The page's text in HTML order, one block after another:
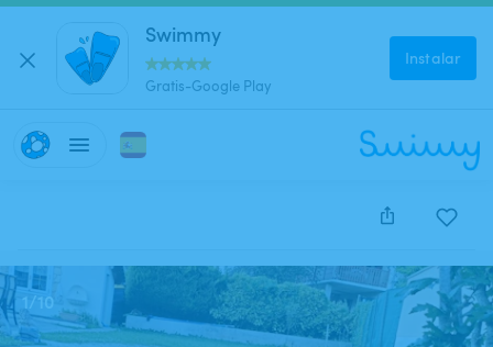
Swimmy
Gratis-Google Play
Instalar
Este anuncio está cerrado y no se puede reservar.
1/10